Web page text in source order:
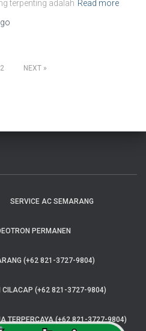
terpenting adalah Read more
2 NEXT
SERVICE AC SEMARANG
PERMANEN
(+62 821-3727-9804)
CILACAP (+62 821-3727-9804)
TERPERCAYA (+62 821-3727-9804)